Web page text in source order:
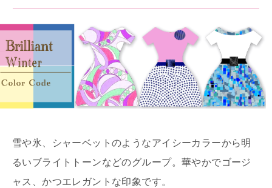
雪や氷、シャーベットのようなアイシーカラーから明
るいブライトトーンなどのグループ。華やかでゴージ
ャス、かつエレガントな印象です。